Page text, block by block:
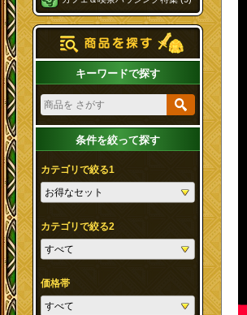
キーワードで探す
条件を絞って探す
カテゴリで絞る1
カテゴリで絞る2
価格帯